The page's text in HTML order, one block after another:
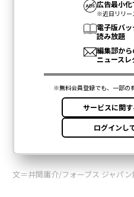
文＝井関庸介/フォーブス ジャパ